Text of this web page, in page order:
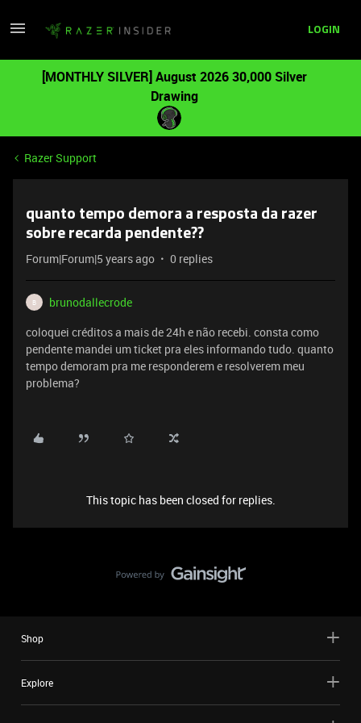
LOGIN
[MONTHLY SILVER] August 2026 30,000 Silver
Drawing
Razer Support
quanto tempo demora a resposta da razer
sobre recarda pendente??
Forum|Forum|5 years ago 0 replies
B
brunodallecrode
coloquei créditos a mais de 24h e não recebi. consta como
pendente mandei um ticket pra eles informando tudo. quanto
tempo demoram pra me responderem e resolverem meu
problema?
This topic has been closed for replies.
Shop
Explore